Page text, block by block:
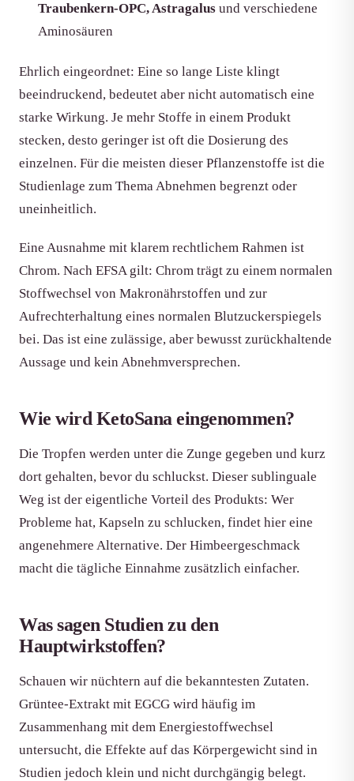
Traubenkern-OPC, Astragalus und verschiedene
Aminosäuren
Ehrlich eingeordnet: Eine so lange Liste klingt
beeindruckend, bedeutet aber nicht automatisch eine
starke Wirkung. Je mehr Stoffe in einem Produkt
stecken, desto geringer ist oft die Dosierung des
einzelnen. Für die meisten dieser Pflanzenstoffe ist die
Studienlage zum Thema Abnehmen begrenzt oder
uneinheitlich.
Eine Ausnahme mit klarem rechtlichem Rahmen ist
Chrom. Nach EFSA gilt: Chrom trägt zu einem normalen
Stoffwechsel von Makronährstoffen und zur
Aufrechterhaltung eines normalen Blutzuckerspiegels
bei. Das ist eine zulässige, aber bewusst zurückhaltende
Aussage und kein Abnehmversprechen.
Wie wird KetoSana eingenommen?
Die Tropfen werden unter die Zunge gegeben und kurz
dort gehalten, bevor du schluckst. Dieser sublinguale
Weg ist der eigentliche Vorteil des Produkts: Wer
Probleme hat, Kapseln zu schlucken, findet hier eine
angenehmere Alternative. Der Himbeergeschmack
macht die tägliche Einnahme zusätzlich einfacher.
Was sagen Studien zu den
Hauptwirkstoffen?
Schauen wir nüchtern auf die bekanntesten Zutaten.
Grüntee-Extrakt mit EGCG wird häufig im
Zusammenhang mit dem Energiestoffwechsel
untersucht, die Effekte auf das Körpergewicht sind in
Studien jedoch klein und nicht durchgängig belegt.